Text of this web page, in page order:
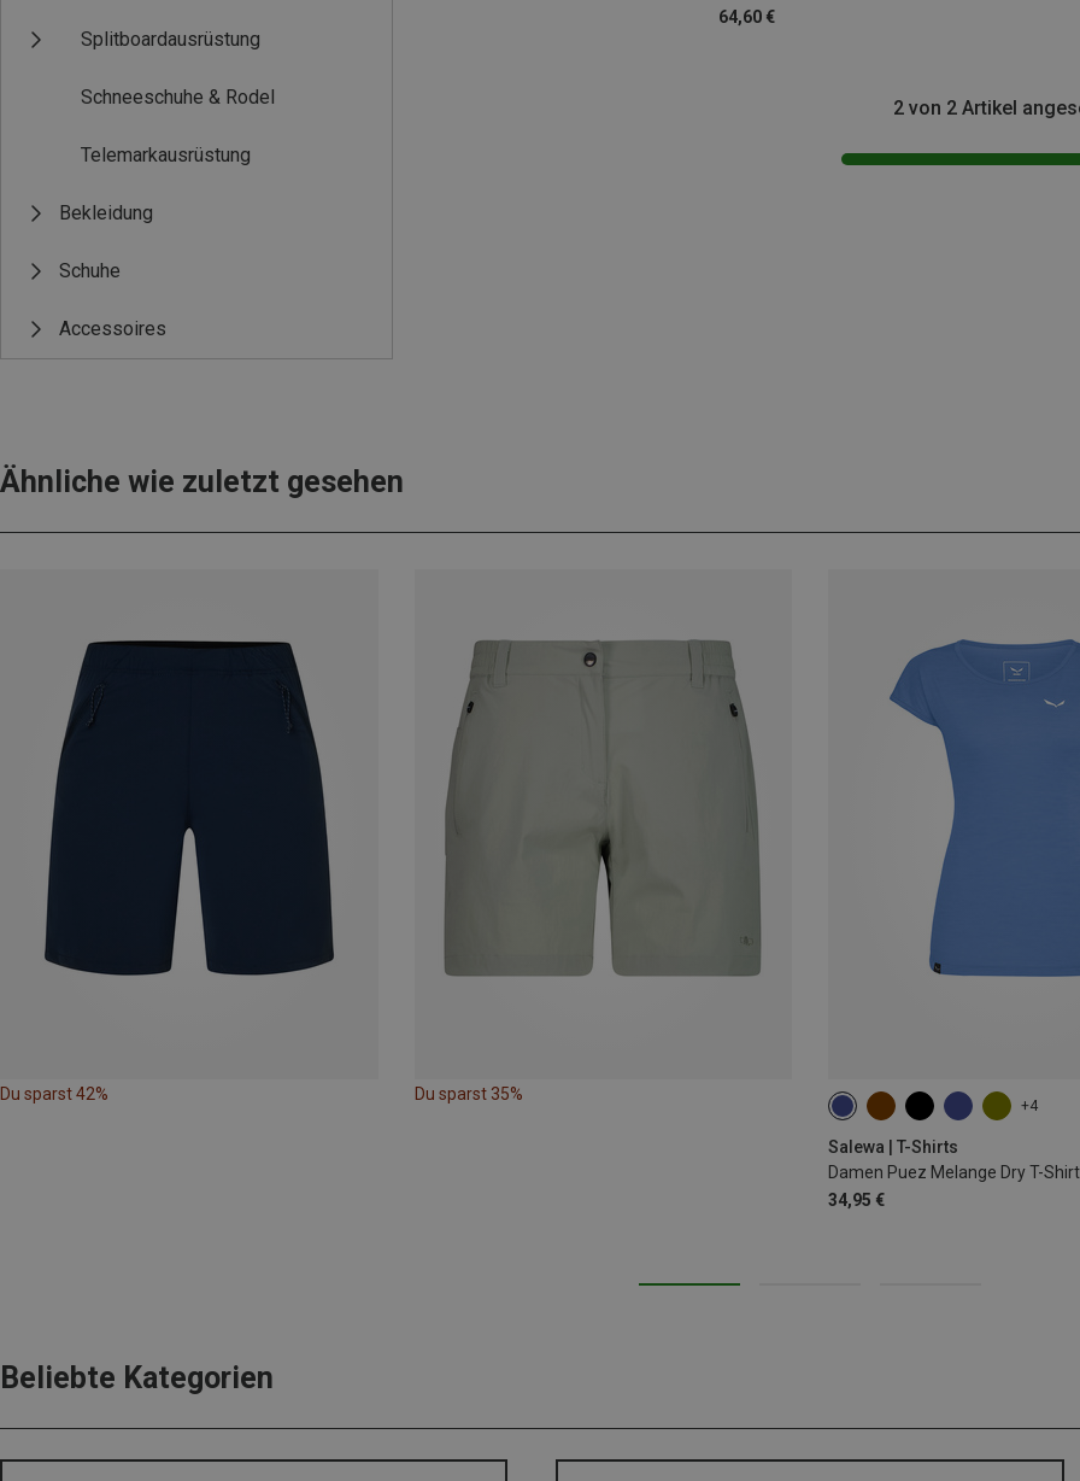
Splitboardausrüstung
Schneeschuhe & Rodel
Telemarkausrüstung
Bekleidung
Schuhe
Accessoires
64,60 €
2 von 2 Artikel
Ähnliche wie zuletzt gesehen
Du sparst 42% Du sparst 35%
+4
Salewa | T-Shirts
Damen Puez Melange Dry T-Shirt
34,95 €
XS S M XL
Beliebte Kategorien